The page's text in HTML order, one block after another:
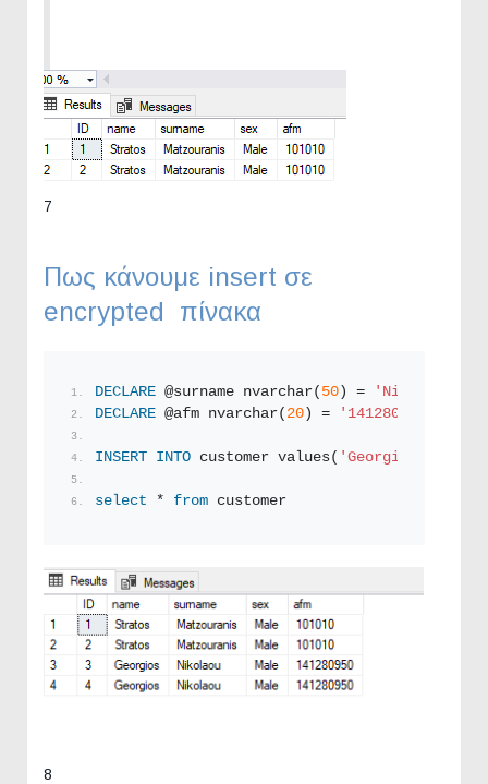
7
Πως κάνουμε insert σε
encrypted πίνακα
DECLARE @surname nvarchar( 50) = 'Nikolaou'
DECLARE @afm nvarchar( 20) = '141280950'
INSERT INTO customer values( 'Georgios'
select * from customer
8